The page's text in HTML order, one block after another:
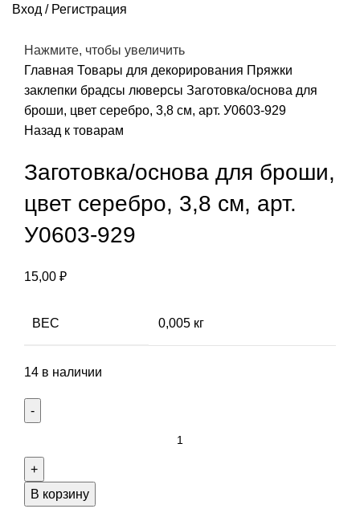
Вход / Регистрация
Нажмите, чтобы увеличить
Главная Товары для декорирования Пряжки
заклепки брадсы люверсы Заготовка/основа для
броши, цвет серебро, 3,8 см, арт. У0603-929
Назад к товарам
Заготовка/основа для броши,
цвет серебро, 3,8 см, арт.
У0603-929
15,00 ₽
ВЕС 0,005 кг
14 в наличии
Заготовка/
основа
В корзину